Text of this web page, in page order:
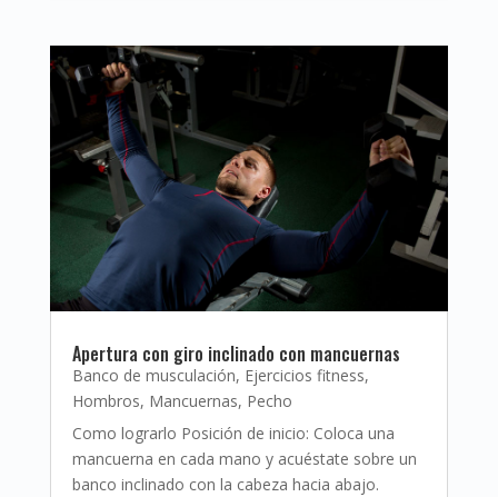
Apertura con giro inclinado con mancuernas
Banco de musculación, Ejercicios fitness,
Hombros, Mancuernas, Pecho
Como lograrlo Posición de inicio: Coloca una
mancuerna en cada mano y acuéstate sobre un
banco inclinado con la cabeza hacia abajo.